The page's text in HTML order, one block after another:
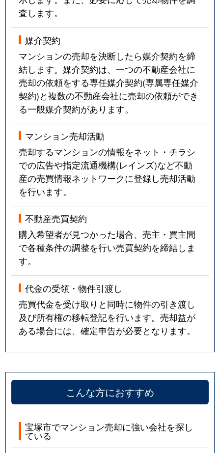
武庫川町
武庫川町
武庫川町
3,300万円 宝塚南口
徒歩10
武庫川町
1,500万円 宝塚南口
徒歩4
武庫川町
4,300万円
武庫川町
2,000万円
武庫山
4,600万円 宝塚南口
徒歩6
武庫山
3,400万円 宝塚南口
徒歩6
売布
2,600万円
売布
3,600万円 売布神社
徒歩8
売布
2,700万円 売布神社
徒歩6
売布
4,000万円
売布
2,000万円 売布神社
徒歩2
2,900万円 売布神社
山手台東
査します。
媒介契約
マンションの売却を決断したら媒介契約を締
結します。媒介契約は、一つの不動産会社に
売却の依頼をする専任媒介契約(専属専任媒介
契約)と複数の不動産会社に売却の依頼ができ
る一般媒介契約があります。
マンション売却活動
売却するマンションの情報をネット・チラシ
での広告や指定流通機構(レインズ)など不動
産の売買情報ネットワークに登録し売却活動
を行います。
不動産売買契約
購入希望者が見つかった場合、売主・買主間
で各種条件の調整を行い売買契約を締結しま
す。
代金の受領・物件引渡し
売買代金を受け取りと同時に物件の引き渡し
及び所有権の移転登記を行います。売却益が
ある場合には、確定申告が必要となります。
こんな方におすすめ
宝塚市でマンション売却に強い会社を探し
ている